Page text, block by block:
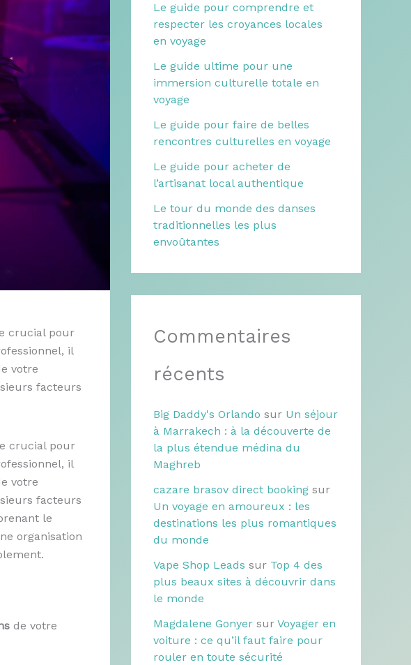
crucial pour
il
votre
facteurs
crucial pour
il
votre
facteurs
le
organisation
de votre
Le guide pour comprendre et
respecter les croyances locales
en voyage
Le guide ultime pour une
immersion culturelle totale en
voyage
Le guide pour faire de belles
rencontres culturelles en voyage
Le guide pour acheter de
l’artisanat local authentique
Le tour du monde des danses
traditionnelles les plus
envoûtantes
Commentaires
récents
Big Daddy's Orlando sur Un séjour
à Marrakech : à la découverte de
la plus étendue médina du
Maghreb
cazare brasov direct booking sur
Un voyage en amoureux : les
destinations les plus romantiques
du monde
Vape Shop Leads sur Top 4 des
plus beaux sites à découvrir dans
le monde
Magdalene Gonyer sur Voyager en
voiture : ce qu’il faut faire pour
rouler en toute sécurité